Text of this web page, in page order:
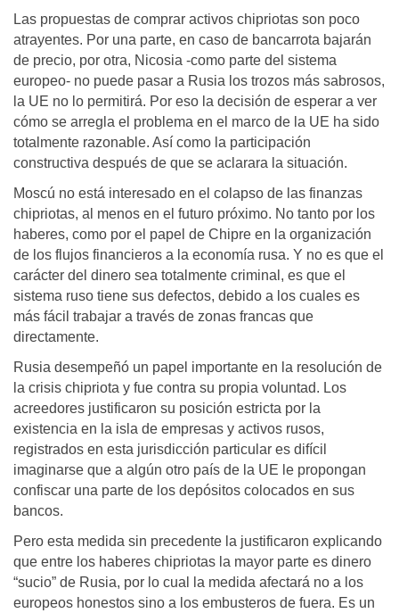
Las propuestas de comprar activos chipriotas son poco
atrayentes. Por una parte, en caso de bancarrota bajarán
de precio, por otra, Nicosia -como parte del sistema
europeo- no puede pasar a Rusia los trozos más sabrosos,
la UE no lo permitirá. Por eso la decisión de esperar a ver
cómo se arregla el problema en el marco de la UE ha sido
totalmente razonable. Así como la participación
constructiva después de que se aclarara la situación.
Moscú no está interesado en el colapso de las finanzas
chipriotas, al menos en el futuro próximo. No tanto por los
haberes, como por el papel de Chipre en la organización
de los flujos financieros a la economía rusa. Y no es que el
carácter del dinero sea totalmente criminal, es que el
sistema ruso tiene sus defectos, debido a los cuales es
más fácil trabajar a través de zonas francas que
directamente.
Rusia desempeñó un papel importante en la resolución de
la crisis chipriota y fue contra su propia voluntad. Los
acreedores justificaron su posición estricta por la
existencia en la isla de empresas y activos rusos,
registrados en esta jurisdicción particular es difícil
imaginarse que a algún otro país de la UE le propongan
confiscar una parte de los depósitos colocados en sus
bancos.
Pero esta medida sin precedente la justificaron explicando
que entre los haberes chipriotas la mayor parte es dinero
“sucio” de Rusia, por lo cual la medida afectará no a los
europeos honestos sino a los embusteros de fuera. Es un